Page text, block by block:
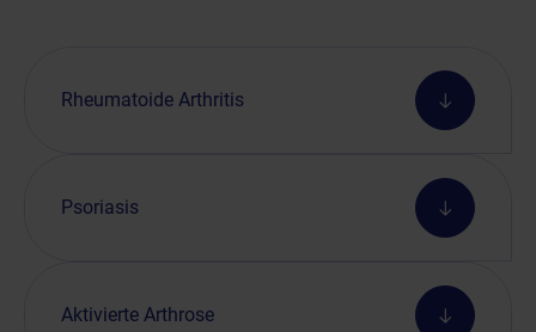
Rheumatoide Arthritis
Psoriasis
Aktivierte Arthrose